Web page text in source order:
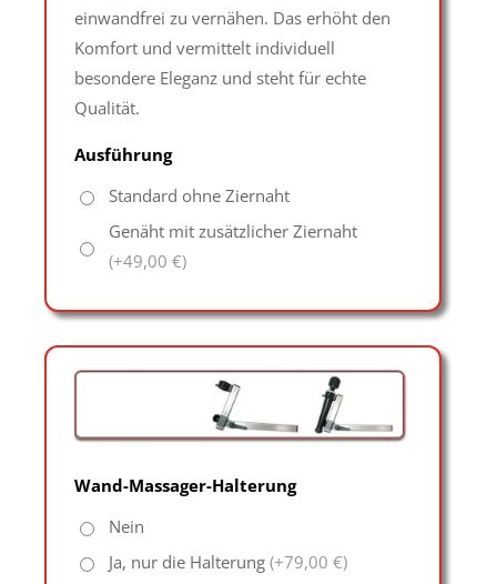
einwandfrei zu vernähen. Das erhöht den
Komfort und vermittelt individuell
besondere Eleganz und steht für echte
Qualität.
Ausführung
Standard ohne Ziernaht
Genäht mit zusätzlicher Ziernaht
(+49,00 €)
Wand-Massager-Halterung
Nein
Ja, nur die Halterung (+79,00 €)